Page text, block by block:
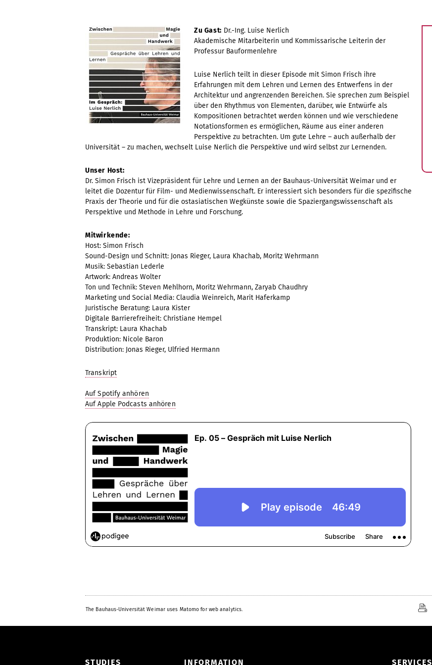
Zu Gast: Dr.-Ing. Luise Nerlich
Akademische Mitarbeiterin und Kommissarische Leiterin der
Professur Bauformenlehre
Luise Nerlich teilt in dieser Episode mit Simon Frisch ihre
Erfahrungen mit dem Lehren und Lernen des Entwerfens in der
Architektur und angrenzenden Bereichen. Sie sprechen zum Beispiel
über den Rhythmus von Elementen, darüber, wie Entwürfe als
Kompositionen betrachtet werden können und wie verschiedene
Notationsformen es ermöglichen, Räume aus einer anderen
Perspektive zu betrachten. Um gute Lehre – auch außerhalb der
Universität – zu machen, wechselt Luise Nerlich die Perspektive und wird selbst zur Lernenden.
Unser Host:
Dr. Simon Frisch ist Vizepräsident für Lehre und Lernen an der Bauhaus-Universität Weimar und er
leitet die Dozentur für Film- und Medienwissenschaft. Er interessiert sich besonders für die spezifische
Praxis der Theorie und für die ostasiatischen Wegkünste sowie die Spaziergangswissenschaft als
Perspektive und Methode in Lehre und Forschung.
Mitwirkende:
Host: Simon Frisch
Sound-Design und Schnitt: Jonas Rieger, Laura Khachab, Moritz Wehrmann
Musik: Sebastian Lederle
Artwork: Andreas Wolter
Ton und Technik: Steven Mehlhorn, Moritz Wehrmann, Zaryab Chaudhry
Marketing und Social Media: Claudia Weinreich, Marit Haferkamp
Juristische Beratung: Laura Kister
Digitale Barrierefreiheit: Christiane Hempel
Transkript: Laura Khachab
Produktion: Nicole Baron
Distribution: Jonas Rieger, Ulfried Hermann
Transkript
Auf Spotify anhören
Auf Apple Podcasts anhören
The Bauhaus-Universität Weimar uses Matomo for web analytics.
STUDIES INFORMATION SERVICES